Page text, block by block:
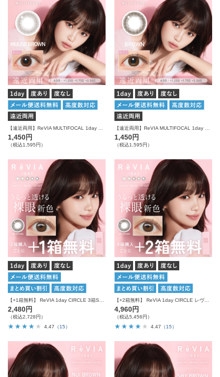
【遠近両用】ReVIA MULTIFOCAL 1day CIRCLE ムースブラウン 10枚入り レヴィア カラコン
1,450円
（税込1,595円）
【遠近両用】ReVIA MULTIFOCAL 1day CIRCLE ブラウン 10枚入り レヴィア カラコン
1,450円
（税込1,595円）
【+1箱無料】 ReVIA 1day CIRCLE 3箱SET レヴィア カラコン
2,480円
（税込2,728円）
4.47 （15）
【+2箱無料】 ReVIA 1day CIRCLE レヴィア カラコン サークル 6箱セット
4,960円
（税込5,456円）
4.47
（15）